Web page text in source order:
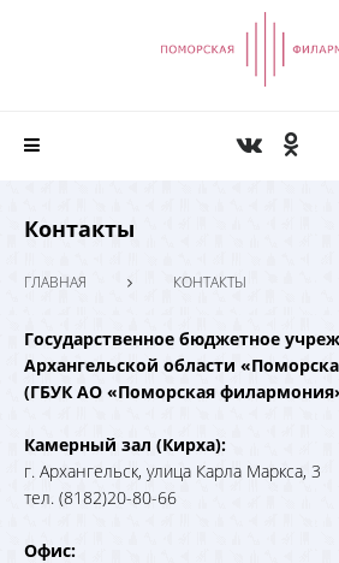
Контакты
ГЛАВНАЯ КОНТАКТЫ
Государственное бюджетное
Архангельской области
(ГБУК АО «Поморская
Камерный зал (Кирха):
г. Архангельск, улица Карла Маркса, 3
тел. (8182)20-80-66
Офис: